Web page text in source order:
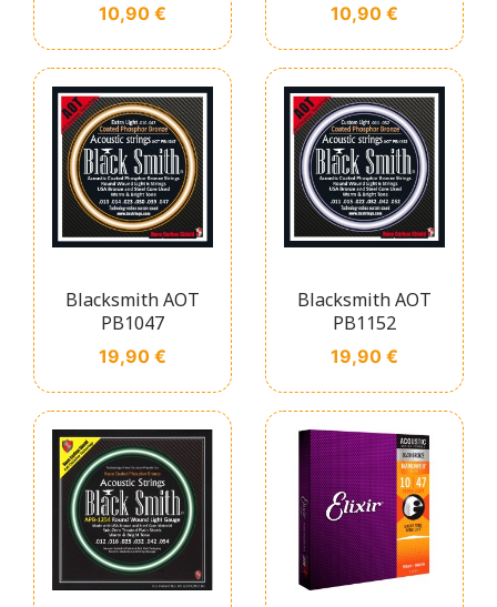
Prix
10,90 € Prix
10,90 €
Blacksmith AOT
PB1047
Prix
19,90 €
Blacksmith AOT
PB1152
Prix
19,90 €